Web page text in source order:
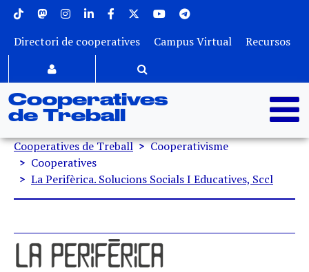
Vés al contingut
Menu superior
Directori de cooperatives Campus Virtual Recursos
Cooperatives
de Treball
Fil d'ariadna
Cooperatives de Treball
Cooperativisme
Cooperatives
La Perifèrica. Solucions Socials I Educatives, Sccl